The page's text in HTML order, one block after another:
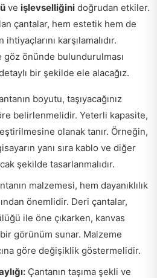
ve işlevselliğini doğrudan etkiler.
çantalar, hem estetik hem de
ihtiyaçlarını karşılamalıdır.
göz önünde bulundurulması
bir şekilde ele alacağız.
boyutu, taşıyacağınız
belirlenmelidir. Yeterli kapasite,
olanak tanır. Örneğin,
yanı sıra kablo ve diğer
şekilde tasarlanmalıdır.
malzemesi, hem dayanıklılık
önemlidir. Deri çantalar,
ile öne çıkarken, kanvas
görünüm sunar. Malzeme
göre değişiklik göstermelidir.
Çantanın taşıma şekli ve